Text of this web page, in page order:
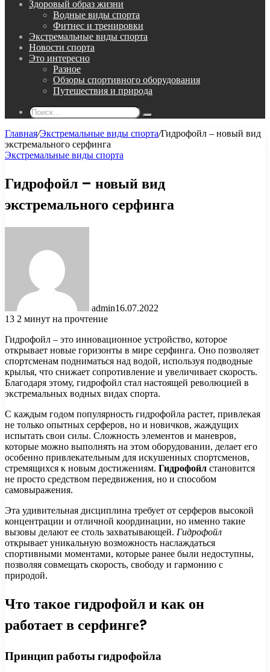
Здоровый образ жизни
Водные виды спорта
Фитнес и тренировки
Экстремальные виды спорта
Новости спорта
Это интересно
Разное
Обзоры спортивного оборудования
Путешествия и природа
Поиск...
Главная/Экстремальные виды спорта/Гидрофойл – новый вид
экстремального серфинга
Экстремальные виды спорта
Гидрофойл – новый вид
экстремального серфинга
admin16.07.2022
13 2 минут на прочтение
Гидрофойл – это инновационное устройство, которое
открывает новые горизонты в мире серфинга. Оно позволяет
спортсменам подниматься над водой, используя подводные
крылья, что снижает сопротивление и увеличивает скорость.
Благодаря этому, гидрофойл стал настоящей революцией в
экстремальных водных видах спорта.
С каждым годом популярность гидрофойла растет, привлекая
не только опытных серферов, но и новичков, жаждущих
испытать свои силы. Сложность элементов и маневров,
которые можно выполнять на этом оборудовании, делает его
особенно привлекательным для искушенных спортсменов,
стремящихся к новым достижениям. Гидрофойл становится
не просто средством передвижения, но и способом
самовыражения.
Эта удивительная дисциплина требует от серферов высокой
концентрации и отличной координации, но именно такие
вызовы делают ее столь захватывающей. Гидрофойл
открывает уникальную возможность наслаждаться
спортивными моментами, которые ранее были недоступны,
позволяя совмещать скорость, свободу и гармонию с
природой.
Что такое гидрофойл и как он
работает в серфинге?
Принцип работы гидрофойла